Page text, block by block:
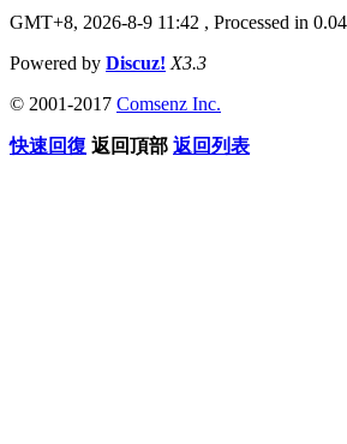
GMT+8, 2026-8-9 11:42 , Processed in
Powered by Discuz! X3.3
© 2001-2017 Comsenz Inc.
快速回復 返回頂部 返回列表